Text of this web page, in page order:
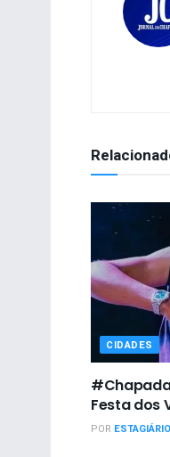
CIDADES
Festa dos
POR